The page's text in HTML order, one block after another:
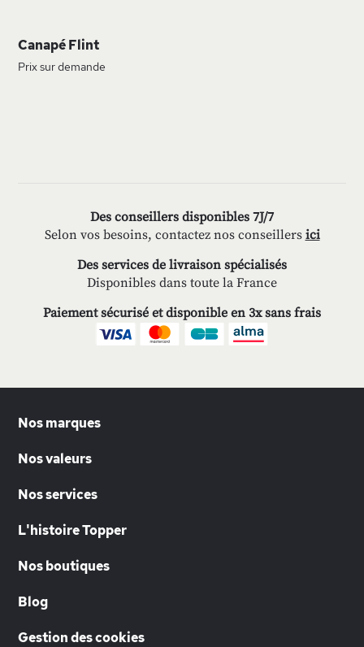
Canapé Flint
Prix sur demande
Des conseillers disponibles 7J/7
Selon vos besoins, contactez nos conseillers ici
Des services de livraison spécialisés
Disponibles dans toute la France
Paiement sécurisé et disponible en 3x sans frais
Nos marques
Nos valeurs
Nos services
L'histoire Topper
Nos boutiques
Blog
Gestion des cookies